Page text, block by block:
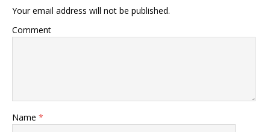
Your email address will not be published.
Comment
Name *